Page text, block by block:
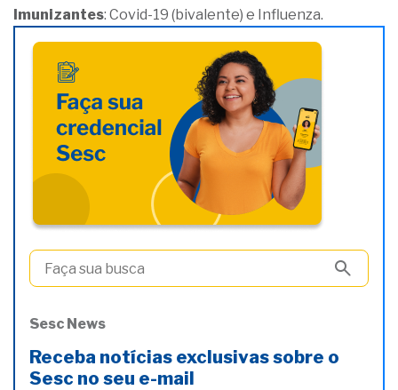
Imunizantes: Covid-19 (bivalente) e Influenza.
Sesc News
Receba notícias exclusivas sobre o
Sesc no seu e-mail